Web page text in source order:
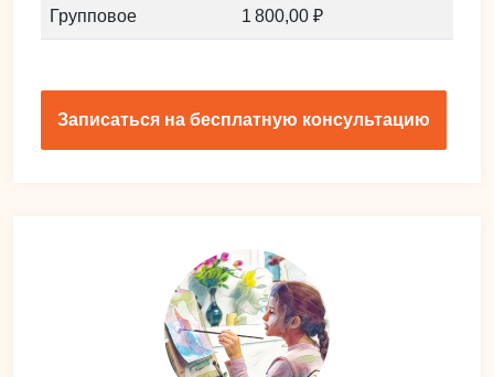
Групповое 1 800,00 ₽
Записаться на бесплатную консультацию